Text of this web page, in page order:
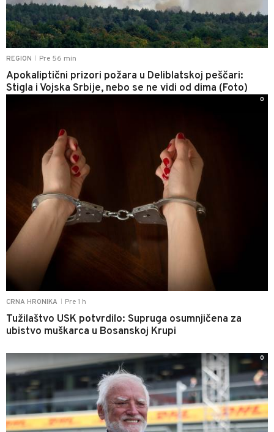
REGION Pre 56 min
Apokaliptični prizori požara u Deliblatskoj peščari:
Stigla i Vojska Srbije, nebo se ne vidi od dima (Foto)
CRNA HRONIKA Pre 1 h
Tužilaštvo USK potvrdilo: Supruga osumnjičena za
ubistvo muškarca u Bosanskoj Krupi
0
0